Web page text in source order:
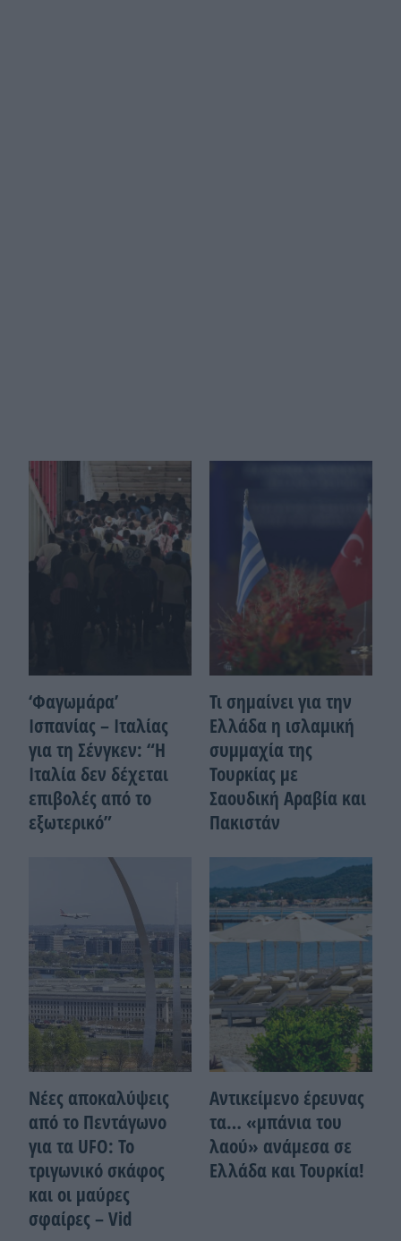
‘Φαγωμάρα’
Ισπανίας – Ιταλίας
για τη Σένγκεν: “Η
Ιταλία δεν δέχεται
επιβολές από το
εξωτερικό”
Τι σημαίνει για την
Ελλάδα η ισλαμική
συμμαχία της
Τουρκίας με
Σαουδική Αραβία και
Πακιστάν
Νέες αποκαλύψεις
από το Πεντάγωνο
για τα UFO: Το
τριγωνικό σκάφος
και οι μαύρες
σφαίρες – Vid
Αντικείμενο έρευνας
τα… «μπάνια του
λαού» ανάμεσα σε
Ελλάδα και Τουρκία!